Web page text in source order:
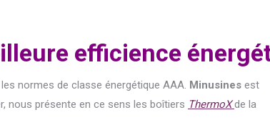
efficience
normes de classe énergétique AAA. Minusines est
nous présente en ce sens les boîtiers ThermoX de la